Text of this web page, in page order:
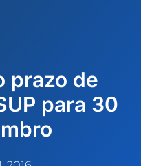
prazo de
para 30